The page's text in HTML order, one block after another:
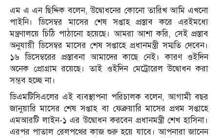
এম এ এন ছিদ্দিক বলেন, উদ্বোধনের কোনো তারিখ আমি এখনো
পাইনি। ডিসেম্বর মাসের শেষ সপ্তাহ প্রস্তাব করে এরইমধ্যে
মন্ত্রণালয়ে চিঠি পাঠানো হয়েছে। আমরা আশা করি, সেই প্রস্তাব
অনুযায়ী ডিসেম্বর মাসের শেষ সপ্তাহে প্রধানমন্ত্রী সম্মতি দেবেন।
১৬ ডিসেম্বরের প্রস্তাবনা আমাদের কাছে নেই। কারণ ওইদিন
অনেক প্রোগ্রাম রয়েছে। তাই ওইদিন মেট্রোরেল উদ্বোধন করা
সম্ভব হচ্ছে না।
ডিএমটিসিএলের এই ব্যবস্থাপনা পরিচালক বলেন, আগামী বছর
জানুয়ারি মাসের শেষ সপ্তাহ বা ফেব্রুয়ারি মাসের প্রথম সপ্তাহে
এমআরটি লাইন-১ এর উদ্বোধন করবেন প্রধানমন্ত্রী শেখ হাসিনা।
এরপর পাতাল রেলপথের কাজ শুরু হয়ে যাবে। আপনারা জানেন